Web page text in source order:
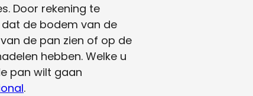
Door rekening te
de bodem van de
de pan zien of op de
hebben. Welke u
pan wilt gaan
.